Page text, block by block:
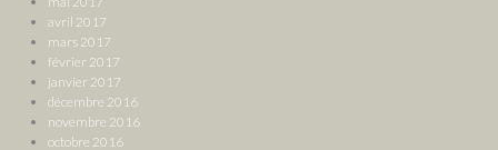
avril 2017
mars 2017
février 2017
janvier 2017
décembre 2016
novembre 2016
octobre 2016